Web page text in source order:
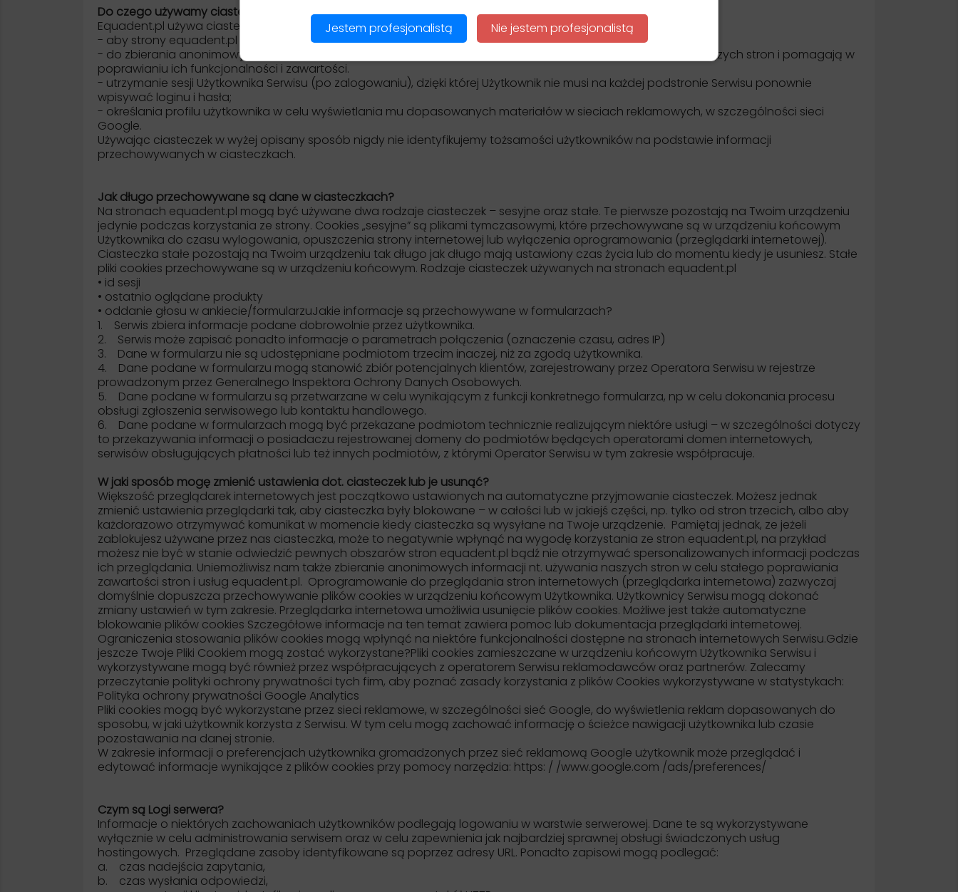
Do czego używamy ciasteczek?
Equadent.pl używa ciasteczek w różnych celach:
- aby strony equadent.pl działały szybciej i były łatwiejsze w użyciu,
- do zbierania anonimowych, zagregowanych statystyk, które pozwalają nam zrozumieć jak ludzie używają naszych stron i pomagają w
poprawianiu ich funkcjonalności i zawartości.
- utrzymanie sesji Użytkownika Serwisu (po zalogowaniu), dzięki której Użytkownik nie musi na każdej podstronie Serwisu ponownie
wpisywać loginu i hasła;
- określania profilu użytkownika w celu wyświetlania mu dopasowanych materiałów w sieciach reklamowych, w szczególności sieci
Google.
Używając ciasteczek w wyżej opisany sposób nigdy nie identyfikujemy tożsamości użytkowników na podstawie informacji
przechowywanych w ciasteczkach.
Jak długo przechowywane są dane w ciasteczkach?
Na stronach equadent.pl mogą być używane dwa rodzaje ciasteczek – sesyjne oraz stałe. Te pierwsze pozostają na Twoim urządzeniu
jedynie podczas korzystania ze strony. Cookies „sesyjne” są plikami tymczasowymi, które przechowywane są w urządzeniu końcowym
Użytkownika do czasu wylogowania, opuszczenia strony internetowej lub wyłączenia oprogramowania (przeglądarki internetowej).
Ciasteczka stałe pozostają na Twoim urządzeniu tak długo jak długo mają ustawiony czas życia lub do momentu kiedy je usuniesz. Stałe
pliki cookies przechowywane są w urządzeniu końcowym. Rodzaje ciasteczek używanych na stronach equadent.pl
• id sesji
• ostatnio oglądane produkty
• oddanie głosu w ankiecie/formularzuJakie informacje są przechowywane w formularzach?
1. Serwis zbiera informacje podane dobrowolnie przez użytkownika.
2. Serwis może zapisać ponadto informacje o parametrach połączenia (oznaczenie czasu, adres IP)
3. Dane w formularzu nie są udostępniane podmiotom trzecim inaczej, niż za zgodą użytkownika.
4. Dane podane w formularzu mogą stanowić zbiór potencjalnych klientów, zarejestrowany przez Operatora Serwisu w rejestrze
prowadzonym przez Generalnego Inspektora Ochrony Danych Osobowych.
5. Dane podane w formularzu są przetwarzane w celu wynikającym z funkcji konkretnego formularza, np w celu dokonania procesu
obsługi zgłoszenia serwisowego lub kontaktu handlowego.
6. Dane podane w formularzach mogą być przekazane podmiotom technicznie realizującym niektóre usługi – w szczególności dotyczy
to przekazywania informacji o posiadaczu rejestrowanej domeny do podmiotów będących operatorami domen internetowych,
serwisów obsługujących płatności lub też innych podmiotów, z którymi Operator Serwisu w tym zakresie współpracuje.
W jaki sposób mogę zmienić ustawienia dot. ciasteczek lub je usunąć?
Większość przeglądarek internetowych jest początkowo ustawionych na automatyczne przyjmowanie ciasteczek. Możesz jednak
zmienić ustawienia przeglądarki tak, aby ciasteczka były blokowane – w całości lub w jakiejś części, np. tylko od stron trzecich, albo aby
każdorazowo otrzymywać komunikat w momencie kiedy ciasteczka są wysyłane na Twoje urządzenie. Pamiętaj jednak, ze jeżeli
zablokujesz używane przez nas ciasteczka, może to negatywnie wpłynąć na wygodę korzystania ze stron equadent.pl, na przykład
możesz nie być w stanie odwiedzić pewnych obszarów stron equadent.pl bądź nie otrzymywać spersonalizowanych informacji podczas
ich przeglądania. Uniemożliwisz nam także zbieranie anonimowych informacji nt. używania naszych stron w celu stałego poprawiania
zawartości stron i usług equadent.pl. Oprogramowanie do przeglądania stron internetowych (przeglądarka internetowa) zazwyczaj
domyślnie dopuszcza przechowywanie plików cookies w urządzeniu końcowym Użytkownika. Użytkownicy Serwisu mogą dokonać
zmiany ustawień w tym zakresie. Przeglądarka internetowa umożliwia usunięcie plików cookies. Możliwe jest także automatyczne
blokowanie plików cookies Szczegółowe informacje na ten temat zawiera pomoc lub dokumentacja przeglądarki internetowej.
Ograniczenia stosowania plików cookies mogą wpłynąć na niektóre funkcjonalności dostępne na stronach internetowych Serwisu.Gdzie
jeszcze Twoje Pliki Cookiem mogą zostać wykorzystane?Pliki cookies zamieszczane w urządzeniu końcowym Użytkownika Serwisu i
wykorzystywane mogą być również przez współpracujących z operatorem Serwisu reklamodawców oraz partnerów. Zalecamy
przeczytanie polityki ochrony prywatności tych firm, aby poznać zasady korzystania z plików Cookies wykorzystywane w statystykach:
Polityka ochrony prywatności Google Analytics
Pliki cookies mogą być wykorzystane przez sieci reklamowe, w szczególności sieć Google, do wyświetlenia reklam dopasowanych do
sposobu, w jaki użytkownik korzysta z Serwisu. W tym celu mogą zachować informację o ścieżce nawigacji użytkownika lub czasie
pozostawania na danej stronie.
W zakresie informacji o preferencjach użytkownika gromadzonych przez sieć reklamową Google użytkownik może przeglądać i
edytować informacje wynikające z plików cookies przy pomocy narzędzia: https: / /www.google.com /ads/preferences/
Czym są Logi serwera?
Informacje o niektórych zachowaniach użytkowników podlegają logowaniu w warstwie serwerowej. Dane te są wykorzystywane
wyłącznie w celu administrowania serwisem oraz w celu zapewnienia jak najbardziej sprawnej obsługi świadczonych usług
hostingowych. Przeglądane zasoby identyfikowane są poprzez adresy URL. Ponadto zapisowi mogą podlegać:
a. czas nadejścia zapytania,
b. czas wysłania odpowiedzi,
Jestem profesjonalistą Nie jestem profesjonalistą